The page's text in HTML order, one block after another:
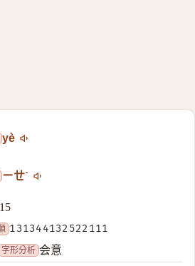
yè
ㄧㄝˋ
15
131344132522111
字形分析 会意